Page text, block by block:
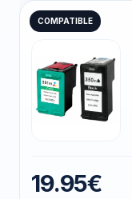
COMPATIBLE
19.95€